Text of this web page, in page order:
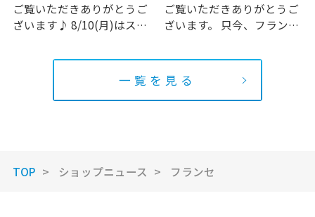
ご覧いただきありがとうご
ざいます♪ 8/10(月)はスタ
ご覧いただきありがとうご
ざいます。 只今、フランセ
一覧を見る
TOP ショップニュース フランセ